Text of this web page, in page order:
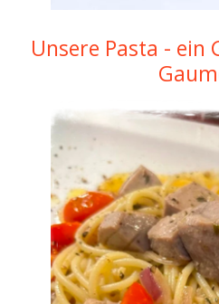
Unsere Pasta - ein